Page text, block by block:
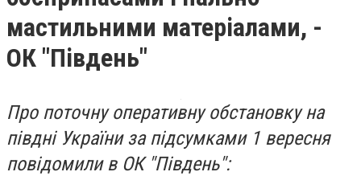
мастильними матеріалами, -
ОК "Південь"
Про поточну оперативну обстановку на
півдні України за підсумками 1 вересня
повідомили в ОК "Південь":